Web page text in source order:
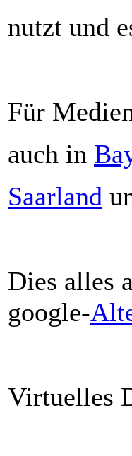
nutzt und
Für
auch in
Saarland
Dies alles
google-
Virtuelles